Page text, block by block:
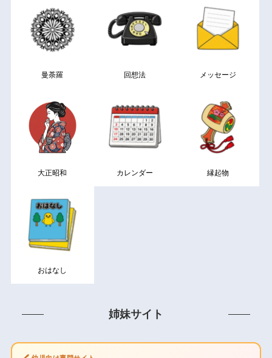
曼荼羅 回想法 メッセージ
大正昭和 カレンダー 縁起物
おはなし
姉妹サイト